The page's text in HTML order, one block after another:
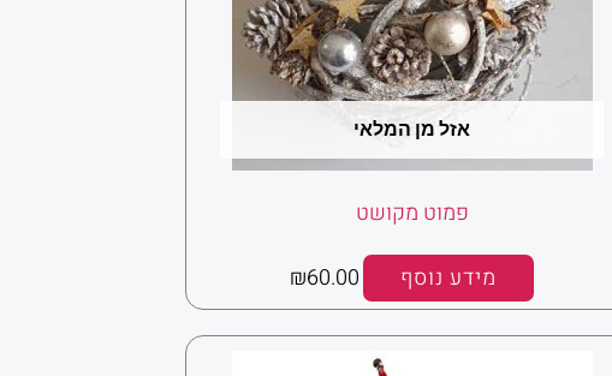
אזל מן המלאי
פמוט מקושט
מידע נוסף
₪60.00